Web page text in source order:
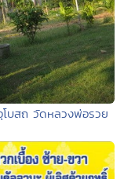
โบสถ วัดหลวงพ่อรวย